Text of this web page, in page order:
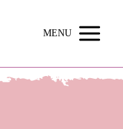
MENU